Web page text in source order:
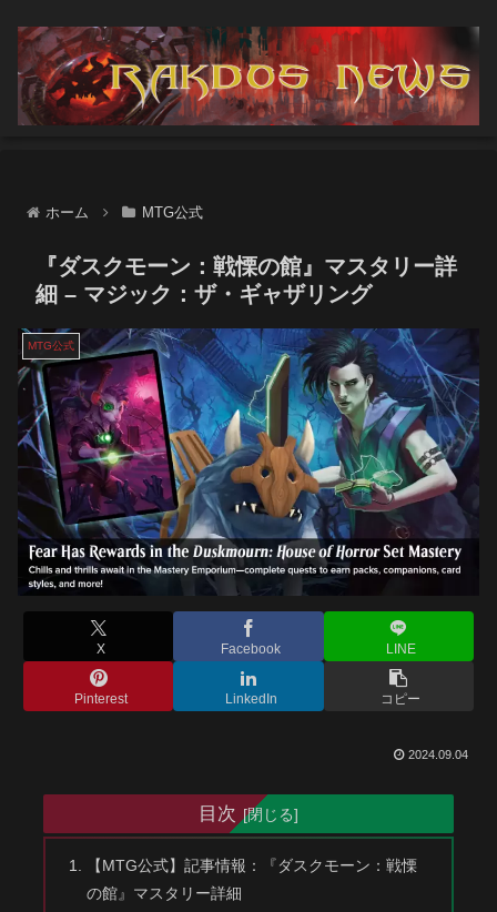
ホーム MTG公式
『ダスクモーン：戦慄の館』マスタリー詳
細 – マジック：ザ・ギャザリング
MTG公式
X Facebook LINE
Pinterest LinkedIn コピー
2024.09.04
目次
【MTG公式】記事情報：『ダスクモーン：戦慄
の館』マスタリー詳細